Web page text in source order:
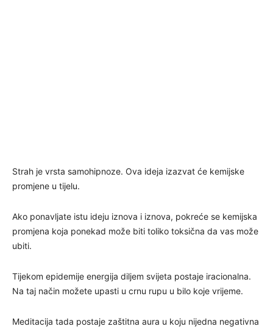
Strah je vrsta samohipnoze. Ova ideja izazvat će kemijske
promjene u tijelu.
Ako ponavljate istu ideju iznova i iznova, pokreće se kemijska
promjena koja ponekad može biti toliko toksična da vas može
ubiti.
Tijekom epidemije energija diljem svijeta postaje iracionalna.
Na taj način možete upasti u crnu rupu u bilo koje vrijeme.
Meditacija tada postaje zaštitna aura u koju nijedna negativna